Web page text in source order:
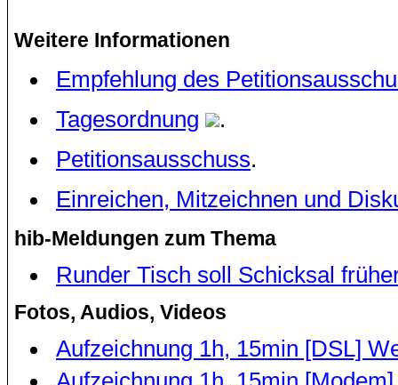
Weitere Informationen
Empfehlung des
Tagesordnung
.
Petitionsausschuss.
Einreichen, Mitzeichnen und
hib-Meldungen zum Thema
Runder Tisch soll Schicksal
Fotos, Audios, Videos
Aufzeichnung 1h, 15min [DSL]